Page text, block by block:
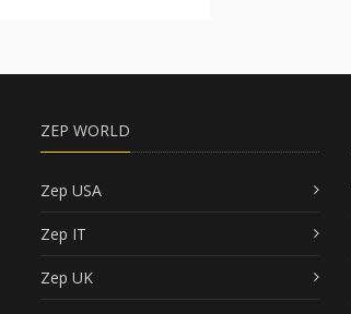
ZEP WORLD
Zep USA
Zep IT
Zep UK